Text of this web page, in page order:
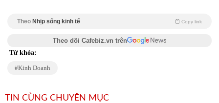
Theo Nhịp sống kinh tế Copy link
Theo dõi Cafebiz.vn trên
Từ khóa:
Kinh Doanh
TIN CÙNG CHUYÊN MỤC